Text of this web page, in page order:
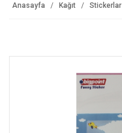
Anasayfa Kağıt Stickerlar